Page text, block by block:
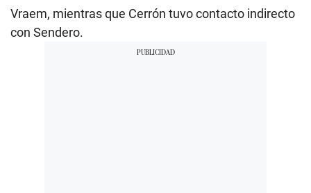
Vraem, mientras que Cerrón tuvo contacto indirecto
con Sendero.